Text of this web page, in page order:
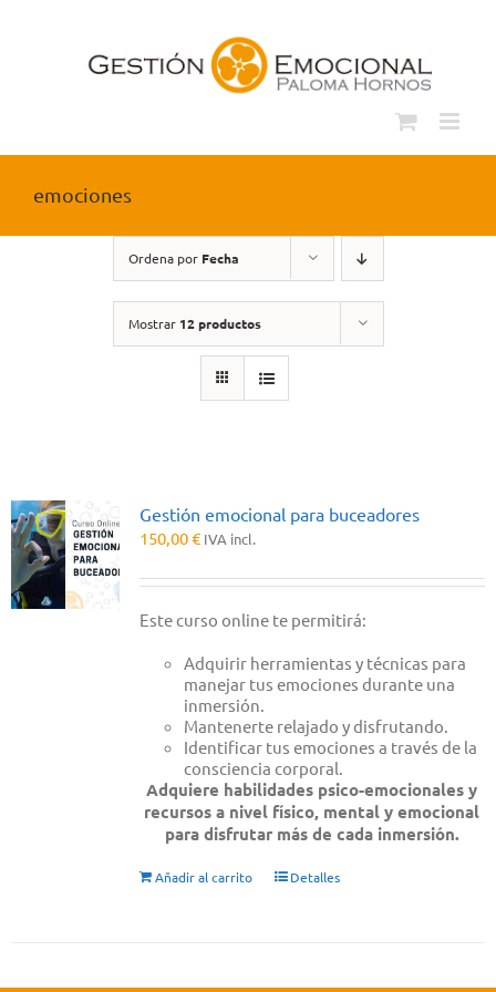
emociones
Ordena por Fecha
Mostrar 12 productos
Gestión emocional para buceadores
150,00€ IVA incl.
Este curso online te permitirá:
Adquirir herramientas y técnicas para
manejar tus emociones durante una
inmersión.
Mantenerte relajado y disfrutando.
Identificar tus emociones a través de la
consciencia corporal.
Adquiere habilidades psico-emocionales y
recursos a nivel físico, mental y emocional
para disfrutar más de cada inmersión.
Añadir al carrito Detalles